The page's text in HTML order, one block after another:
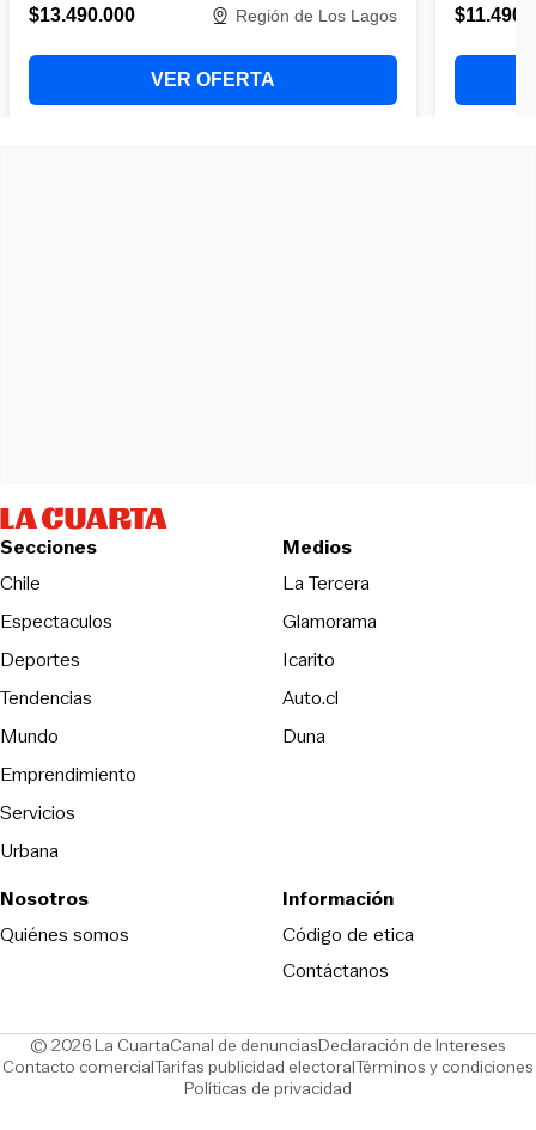
Secciones
Chile
Espectaculos
Deportes
Tendencias
Mundo
Emprendimiento
Servicios
Urbana
Medios
La TerceraOpens in new
Glamorama
Icarito
Auto.cl
DunaOpens in new window
Nosotros
Quiénes somos
Información
Código de eticaOpens in new
Contáctanos
© 2026 La CuartaCanal de denunciasOpens in new window
Declaración de Intereses
Contacto comercialOpens in new window
Tarifas publicidad electoralOpens in new window
Términos y condiciones
Políticas de privacidad